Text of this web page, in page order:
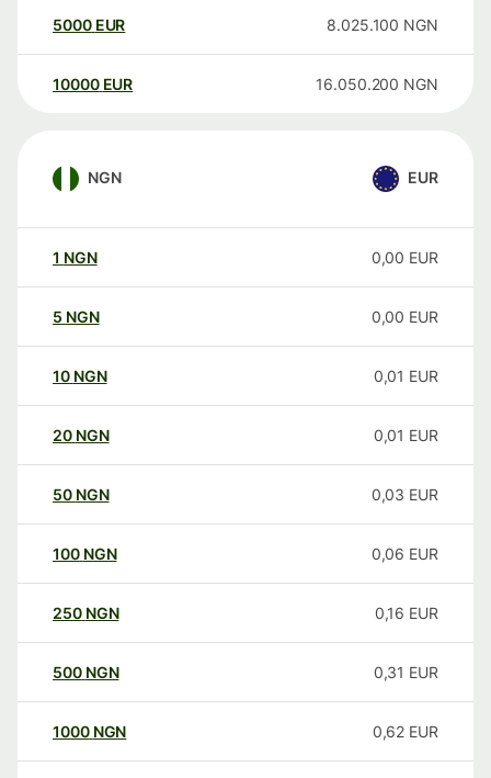
5000 EUR 8.025.100 NGN
10000 EUR 16.050.200 NGN
NGN EUR
1 NGN 0,00 EUR
5 NGN 0,00 EUR
10 NGN 0,01 EUR
20 NGN 0,01 EUR
50 NGN 0,03 EUR
100 NGN 0,06 EUR
250 NGN 0,16 EUR
500 NGN 0,31 EUR
1000 NGN 0,62 EUR